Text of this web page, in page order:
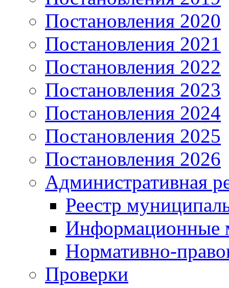
Постановления 2020
Постановления 2021
Постановления 2022
Постановления 2023
Постановления 2024
Постановления 2025
Постановления 2026
Административная
Реестр
Информационные
Нормативно-
Проверки